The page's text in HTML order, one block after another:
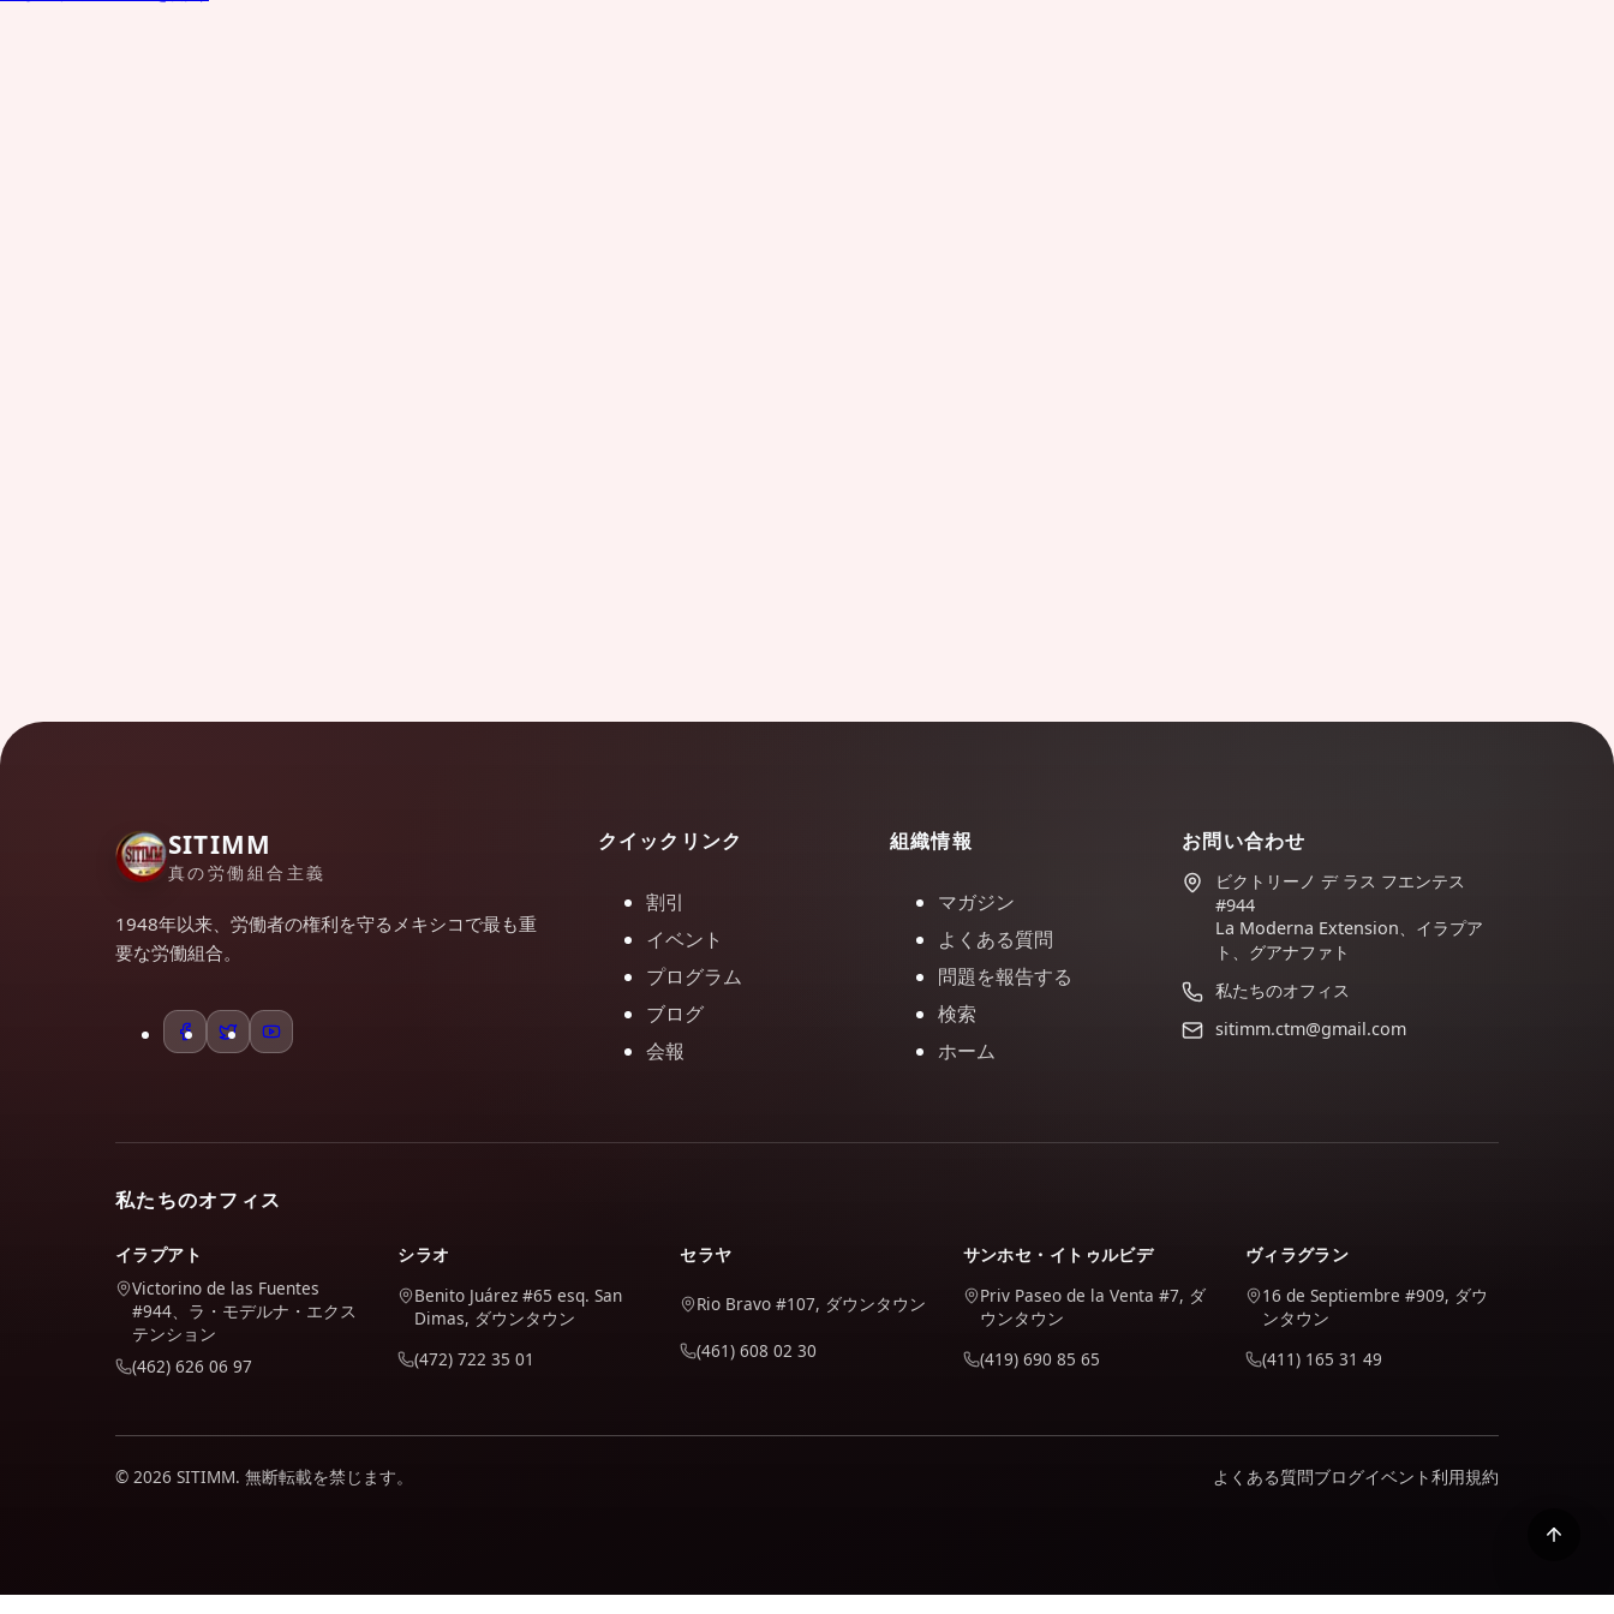
SITIMM
真の労働組合主義
1948年以来、労働者の権利を守るメキシコで最も重
要な労働組合。
クイックリンク
割引
イベント
プログラム
ブログ
会報
組織情報
マガジン
よくある質問
問題を報告する
検索
ホーム
お問い合わせ
ビクトリーノ デ ラス フエンテス
#944
La Moderna Extension、イラプア
ト、グアナファト
私たちのオフィス
sitimm.ctm@gmail.com
私たちのオフィス
イラプアト
Victorino de las Fuentes
#944、ラ・モデルナ・エクス
テンション
(462) 626 06 97
シラオ
Benito Juárez #65 esq. San
Dimas, ダウンタウン
(472) 722 35 01
セラヤ
Rio Bravo #107, ダウンタウン
(461) 608 02 30
サンホセ・イトゥルビデ
Priv Paseo de la Venta #7, ダ
ウンタウン
(419) 690 85 65
ヴィラグラン
16 de Septiembre #909, ダウ
ンタウン
(411) 165 31 49
© 2026 SITIMM. 無断転載を禁じます。 よくある質問ブログイベント利用規約